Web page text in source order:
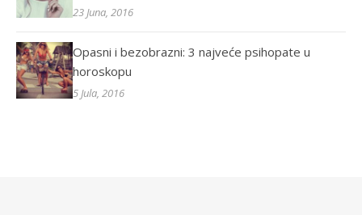
23 Juna, 2016
Opasni i bezobrazni: 3 najveće psihopate u
horoskopu
5 Jula, 2016